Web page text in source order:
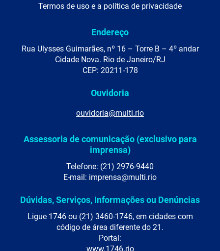
Termos de uso e a política de privacidade
Endereço
Rua Ulysses Guimarães, nº 16 – Torre B – 4º andar
Cidade Nova. Rio de Janeiro/RJ
CEP: 20211-178
Ouvidoria
ouvidoria@multi.rio
Assessoria de comunicação (exclusivo para
imprensa)
Telefone: (21) 2976-9440
E-mail: imprensa@multi.rio
Dúvidas, Serviços, Informações ou Denúncias
Ligue 1746 ou (21) 3460-1746, em cidades com
código de área diferente do 21.
Portal:
www.1746.rio